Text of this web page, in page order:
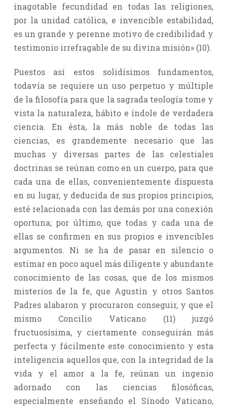
inagotable fecundidad en todas las religiones,
por la unidad católica, e invencible estabilidad,
es un grande y perenne motivo de credibilidad y
testimonio irrefragable de su divina misión» (10).
Puestos así estos solidísimos fundamentos,
todavía se requiere un uso perpetuo y múltiple
de la filosofía para que la sagrada teología tome y
vista la naturaleza, hábito e índole de verdadera
ciencia. En ésta, la más noble de todas las
ciencias, es grandemente necesario que las
muchas y diversas partes de las celestiales
doctrinas se reúnan como en un cuerpo, para que
cada una de ellas, convenientemente dispuesta
en su lugar, y deducida de sus propios principios,
esté relacionada con las demás por una conexión
oportuna; por último, que todas y cada una de
ellas se confirmen en sus propios e invencibles
argumentos. Ni se ha de pasar en silencio o
estimar en poco aquel más diligente y abundante
conocimiento de las cosas, que de los mismos
misterios de la fe, que Agustín y otros Santos
Padres alabaron y procuraron conseguir, y que el
mismo Concilio Vaticano (11) juzgó
fructuosísima, y ciertamente conseguirán más
perfecta y fácilmente este conocimiento y esta
inteligencia aquellos que, con la integridad de la
vida y el amor a la fe, reúnan un ingenio
adornado con las ciencias filosóficas,
especialmente enseñando el Sínodo Vaticano,